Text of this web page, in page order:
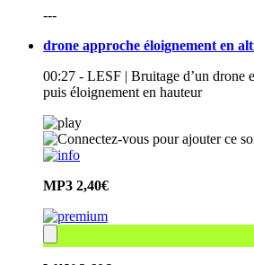
---
drone approche éloignement en
00:27 - LESF | Bruitage d’un drone
puis éloignement en hauteur
MP3 2,40€